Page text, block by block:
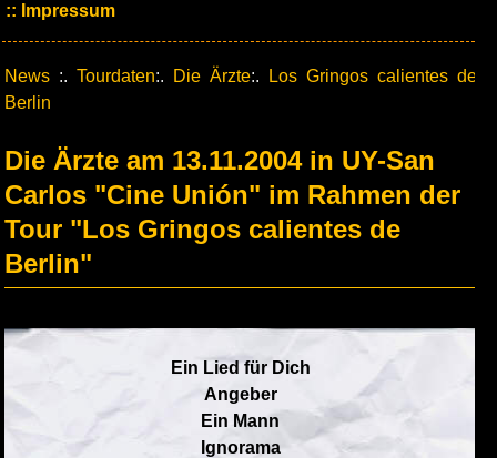
Impressum
News :. Tourdaten:. Die Ärzte:.
Los Gringos calientes de
Berlin
Die Ärzte am 13.11.2004 in UY-San
Carlos "Cine Unión" im Rahmen der
Tour "Los Gringos calientes de
Berlin"
Ein Lied für Dich
Angeber
Ein Mann
Ignorama